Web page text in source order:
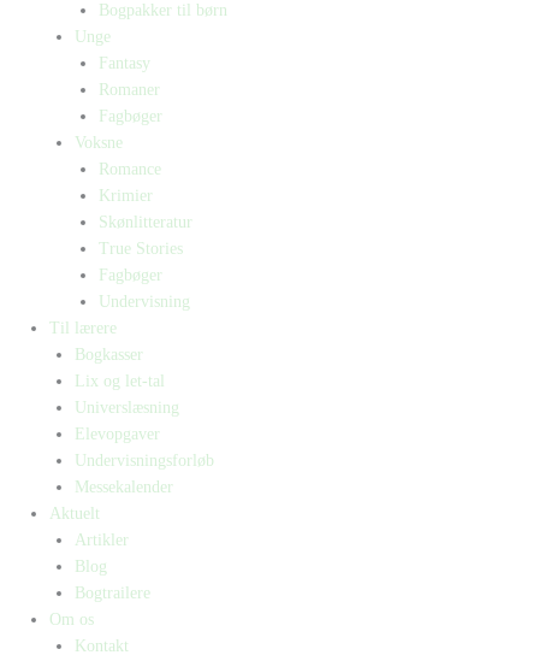
Bogpakker til børn
Unge
Fantasy
Romaner
Fagbøger
Voksne
Romance
Krimier
Skønlitteratur
True Stories
Fagbøger
Undervisning
Til lærere
Bogkasser
Lix og let-tal
Universlæsning
Elevopgaver
Undervisningsforløb
Messekalender
Aktuelt
Artikler
Blog
Bogtrailere
Om os
Kontakt